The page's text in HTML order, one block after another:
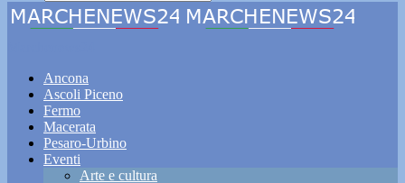
Ancona
Ascoli Piceno
Fermo
Macerata
Pesaro-Urbino
Eventi
Arte e cultura